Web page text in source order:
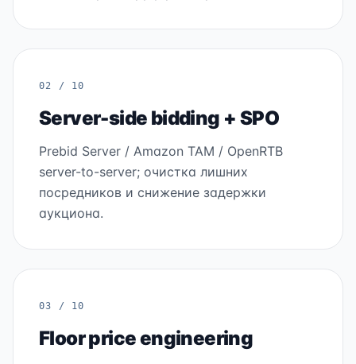
02 / 10
Server-side bidding + SPO
Prebid Server / Amazon TAM / OpenRTB
server-to-server; очистка лишних
посредников и снижение задержки
аукциона.
03 / 10
Floor price engineering